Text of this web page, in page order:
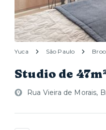
Yuca São Paulo
Studio de
Rua Vieira de Morais,